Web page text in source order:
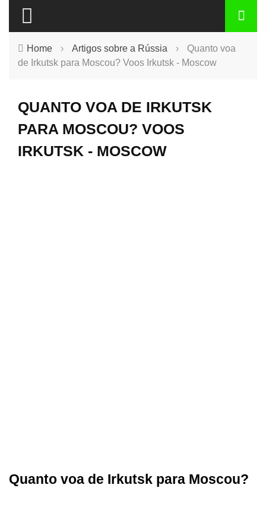
Home › Artigos sobre a Rússia ›
Quanto voa
de Irkutsk para Moscou? Voos Irkutsk - Moscow
QUANTO VOA DE IRKUTSK
PARA MOSCOU? VOOS
IRKUTSK - MOSCOW
Quanto voa de Irkutsk para Moscou?